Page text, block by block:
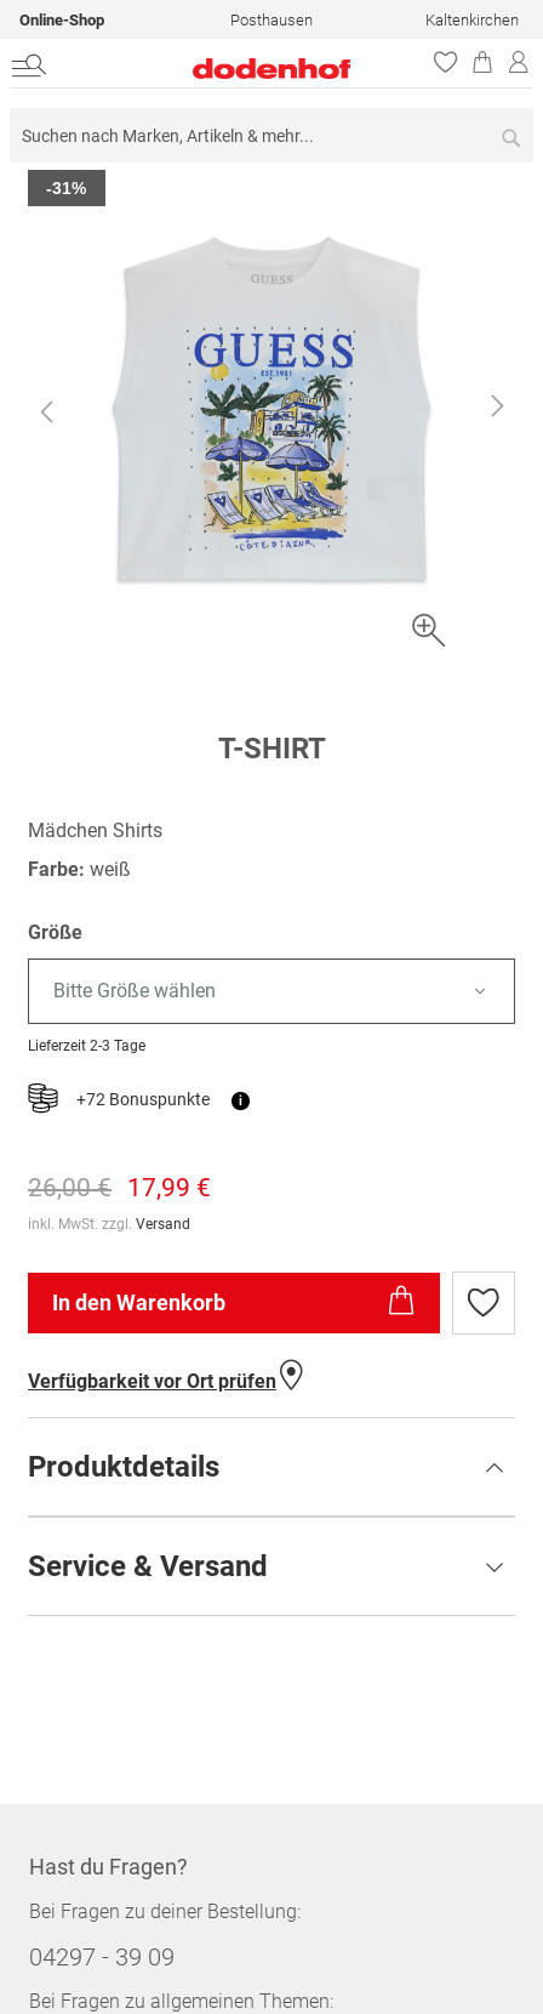
Online-Shop Posthausen Kaltenkirchen
Zum
Ende
-31%
springen
T-SHIRT
Mädchen Shirts
Farbe: weiß
Größe
Bitte Größe wählen
Lieferzeit 2-3 Tage
+72 Bonuspunkte i
26,00 € 17,99 €
inkl. MwSt. zzgl. Versand
In den Warenkorb
Zur
Verfügbarkeit vor Ort prüfen
Produktdetails
Service & Versand
Hast du Fragen?
Bei Fragen zu deiner Bestellung:
04297 - 39 09
Bei Fragen zu allgemeinen Themen: